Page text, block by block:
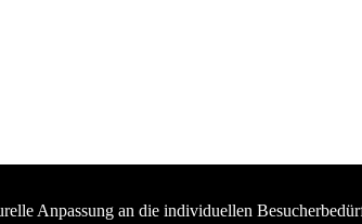
Anpassung an die individuellen